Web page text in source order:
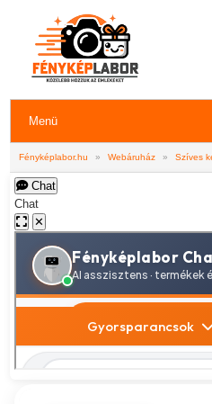
Menü
Fényképlabor.hu » Webáruház » Szíves
Chat
Chat
✕